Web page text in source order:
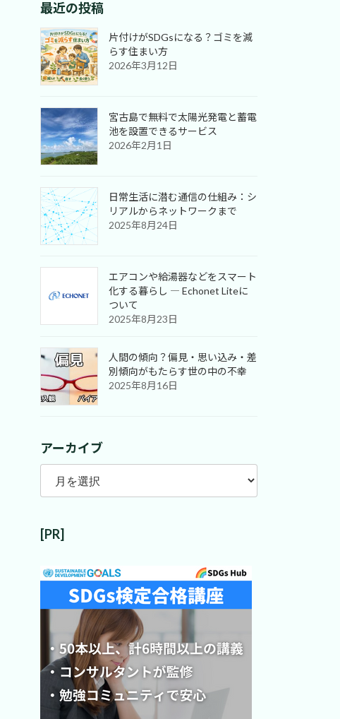
最近の投稿
片付けがSDGsになる？ゴミを減
らす住まい方
2026年3月12日
宮古島で無料で太陽光発電と蓄電
池を設置できるサービス
2026年2月1日
日常生活に潜む通信の仕組み：シ
リアルからネットワークまで
2025年8月24日
エアコンや給湯器などをスマート
化する暮らし ― Echonet Liteに
ついて
2025年8月23日
人間の傾向？偏見・思い込み・差
別傾向がもたらす世の中の不幸
2025年8月16日
アーカイブ
ア
カ
ブ
[PR]